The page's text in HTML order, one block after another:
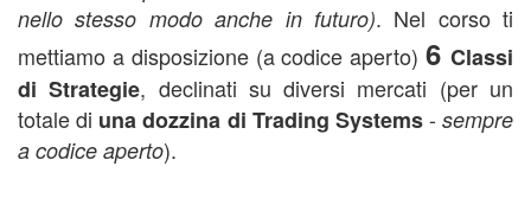
nello stesso modo anche in futuro). Nel corso ti
mettiamo a disposizione (a codice aperto)6Classi
di Strategie, declinati su diversi mercati (per un
totale di una dozzina di Trading Systems- sempre
a codice aperto).